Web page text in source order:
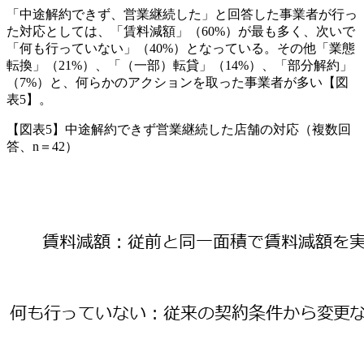
「中途解約できず、営業継続した」と回答した事業者が行っ
た対応としては、「賃料減額」（60%）が最も多く、次いで
「何も行っていない」（40%）となっている。その他「業態
転換」（21%）、「（一部）転貸」（14%）、「部分解約」
（7%）と、何らかのアクションを取った事業者が多い【図
表5】。
【図表5】中途解約できず営業継続した店舗の対応（複数回
答、n＝42）